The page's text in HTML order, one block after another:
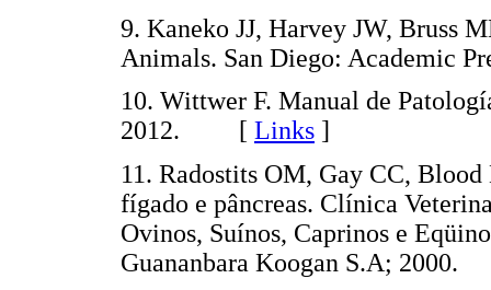
9. Kaneko JJ, Harvey JW, Bruss
Animals. San Diego:
10. Wittwer F. Manual de
2012. [ Links ]
11. Radostits OM, Gay CC,
fígado e pâncreas. Clínica
Ovinos, Suínos, Caprinos e
Guananbara Koogan S.A;